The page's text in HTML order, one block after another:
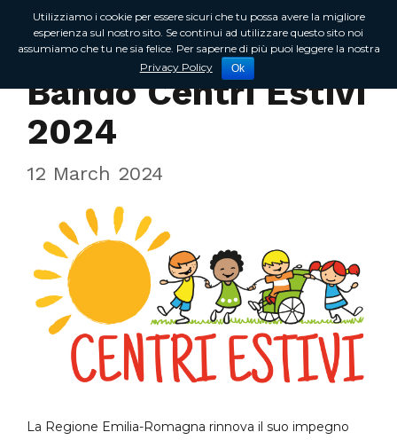
In Regione
Bando Centri Estivi
2024
12 March 2024
La Regione Emilia-Romagna rinnova il suo impegno
Utilizziamo i cookie per essere sicuri che tu possa avere la migliore
esperienza sul nostro sito. Se continui ad utilizzare questo sito noi
assumiamo che tu ne sia felice. Per saperne di più puoi leggere la nostra
Privacy Policy
Ok